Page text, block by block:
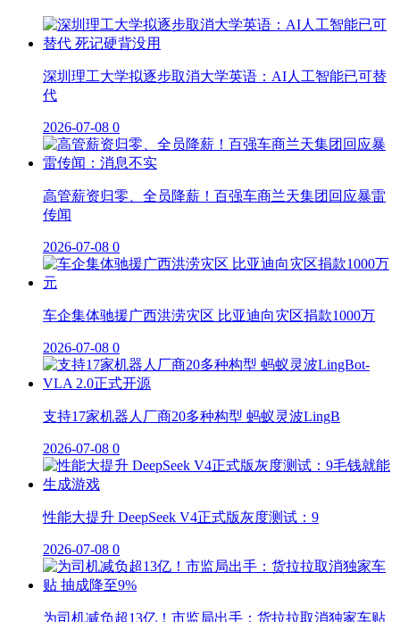
深圳理工大学拟逐步取消大学英语：AI人工智能已可替
代
2026-07-08 0
高管薪资归零、全员降薪！百强车商兰天集团回应暴雷
传闻
2026-07-08 0
车企集体驰援广西洪涝灾区 比亚迪向灾区捐款1000万
2026-07-08 0
支持17家机器人厂商20多种构型 蚂蚁灵波LingB
2026-07-08 0
性能大提升 DeepSeek V4正式版灰度测试：9
2026-07-08 0
为司机减负超13亿！市监局出手：货拉拉取消独家车贴